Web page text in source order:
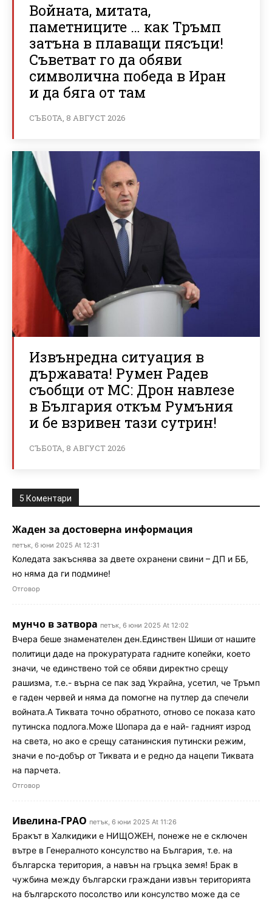
Войната, митата,
паметниците … как Тръмп
затъна в плаващи пясъци!
Съветват го да обяви
символична победа в Иран
и да бяга от там
СЪБОТА, 8 АВГУСТ 2026
Извънредна ситуация в
държавата! Румен Радев
съобщи от МС: Дрон навлезе
в България откъм Румъния
и бе взривен тази сутрин!
СЪБОТА, 8 АВГУСТ 2026
5 Коментари
Жаден за достоверна информация
петък, 6 юни 2025 At 12:31
Коледата закъснява за двете охранени свини – ДП и ББ,
но няма да ги подмине!
Отговор
мунчо в затвора петък, 6 юни 2025 At 12:02
Вчера беше знаменателен ден.Единствен Шиши от нашите
политици даде на прокуратурата гадните копейки, което
значи, че единствено той се обяви директно срещу
рашизма, т.е.- върна се пак зад Украйна, усетил, че Тръмп
е гаден червей и няма да помогне на путлер да спечели
войната.А Тиквата точно обратното, отново се показа като
путинска подлога.Може Шопара да е най- гадният изрод
на света, но ако е срещу сатанинския путински режим,
значи е по-добър от Тиквата и е редно да нацепи Тиквата
на парчета.
Отговор
Ивелина-ГРАО петък, 6 юни 2025 At 11:26
Бракът в Халкидики е НИЩОЖЕН, понеже не е сключен
вътре в Генералното консулство на България, т.е. на
българска територия, а навън на гръцка земя! Брак в
чужбина между български граждани извън територията
на българското посолство или консулство може да се